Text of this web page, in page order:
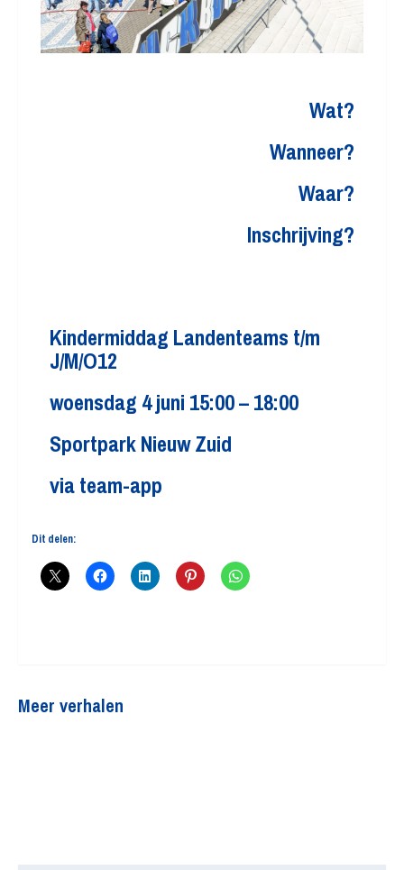
Wat?
Wanneer?
Waar?
Inschrijving?
Kindermiddag Landenteams t/m
J/M/O12
woensdag 4 juni 15:00 – 18:00
Sportpark Nieuw Zuid
via team-app
Dit delen:
Meer verhalen